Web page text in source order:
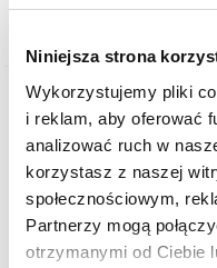
Niniejsza strona
Wykorzystujemy pliki
i reklam, aby oferować
analizować ruch w
korzystasz z naszej
społecznościowym,
Partnerzy mogą
otrzymanymi od Ciebie